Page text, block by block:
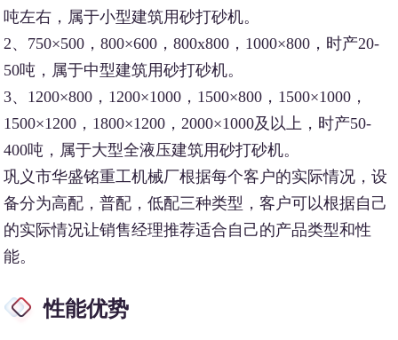
吨左右，属于小型建筑用砂打砂机。
2、750×500，800×600，800x800，1000×800，时产20-
50吨，属于中型建筑用砂打砂机。
3、1200×800，1200×1000，1500×800，1500×1000，
1500×1200，1800×1200，2000×1000及以上，时产50-
400吨，属于大型全液压建筑用砂打砂机。
巩义市华盛铭重工机械厂根据每个客户的实际情况，设
备分为高配，普配，低配三种类型，客户可以根据自己
的实际情况让销售经理推荐适合自己的产品类型和性
能。
性能优势